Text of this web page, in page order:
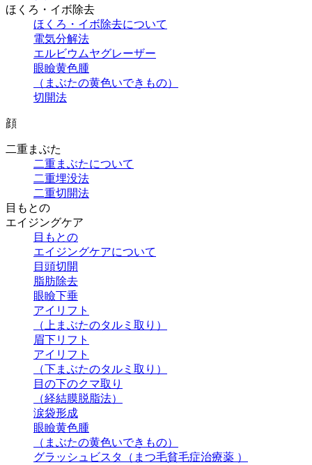
ほくろ・イボ除去
ほくろ・イボ除去について
電気分解法
エルビウムヤグレーザー
眼瞼黄色腫
（まぶたの黄色いできもの）
切開法
顔
二重まぶた
二重まぶたについて
二重埋没法
二重切開法
目もとの
エイジングケア
目もとの
エイジングケアについて
目頭切開
脂肪除去
眼瞼下垂
アイリフト
（上まぶたのタルミ取り）
眉下リフト
アイリフト
（下まぶたのタルミ取り）
目の下のクマ取り
（経結膜脱脂法）
涙袋形成
眼瞼黄色腫
（まぶたの黄色いできもの）
グラッシュビスタ（まつ毛貧毛症治療薬 ）